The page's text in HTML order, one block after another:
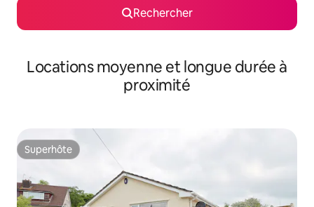
Rechercher
Locations moyenne et longue durée à
proximité
Superhôte
Superhôte